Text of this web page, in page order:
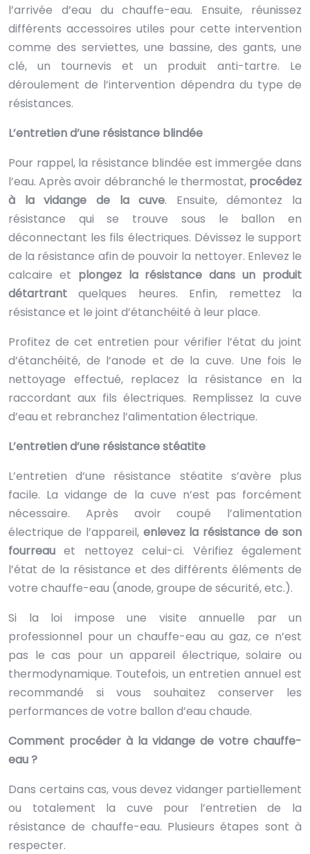
l’arrivée d’eau du chauffe-eau. Ensuite, réunissez
différents accessoires utiles pour cette intervention
comme des serviettes, une bassine, des gants, une
clé, un tournevis et un produit anti-tartre. Le
déroulement de l’intervention dépendra du type de
résistances.
L’entretien d’une résistance blindée
Pour rappel, la résistance blindée est immergée dans
l’eau. Après avoir débranché le thermostat, procédez
à la vidange de la cuve. Ensuite, démontez la
résistance qui se trouve sous le ballon en
déconnectant les fils électriques. Dévissez le support
de la résistance afin de pouvoir la nettoyer. Enlevez le
calcaire et plongez la résistance dans un produit
détartrant quelques heures. Enfin, remettez la
résistance et le joint d’étanchéité à leur place.
Profitez de cet entretien pour vérifier l’état du joint
d’étanchéité, de l’anode et de la cuve. Une fois le
nettoyage effectué, replacez la résistance en la
raccordant aux fils électriques. Remplissez la cuve
d’eau et rebranchez l’alimentation électrique.
L’entretien d’une résistance stéatite
L’entretien d’une résistance stéatite s’avère plus
facile. La vidange de la cuve n’est pas forcément
nécessaire. Après avoir coupé l’alimentation
électrique de l’appareil, enlevez la résistance de son
fourreau et nettoyez celui-ci. Vérifiez également
l’état de la résistance et des différents éléments de
votre chauffe-eau (anode, groupe de sécurité, etc.).
Si la loi impose une visite annuelle par un
professionnel pour un chauffe-eau au gaz, ce n’est
pas le cas pour un appareil électrique, solaire ou
thermodynamique. Toutefois, un entretien annuel est
recommandé si vous souhaitez conserver les
performances de votre ballon d’eau chaude.
Comment procéder à la vidange de votre chauffe-
eau ?
Dans certains cas, vous devez vidanger partiellement
ou totalement la cuve pour l’entretien de la
résistance de chauffe-eau. Plusieurs étapes sont à
respecter.